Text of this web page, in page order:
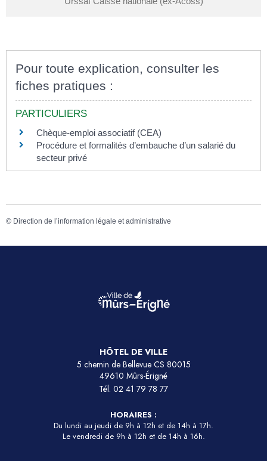
Pour toute explication, consulter les
fiches pratiques :
PARTICULIERS
Chèque-emploi associatif (CEA)
Procédure et formalités d’embauche d’un salarié du
secteur privé
© Direction de l’information légale et administrative
HÔTEL DE VILLE
5 chemin de Bellevue CS 80015
49610 Mûrs-Érigné
Tél. 02 41 79 78 77
HORAIRES :
Du lundi au jeudi de 9h à 12h et de 14h à 17h.
Le vendredi de 9h à 12h et de 14h à 16h.